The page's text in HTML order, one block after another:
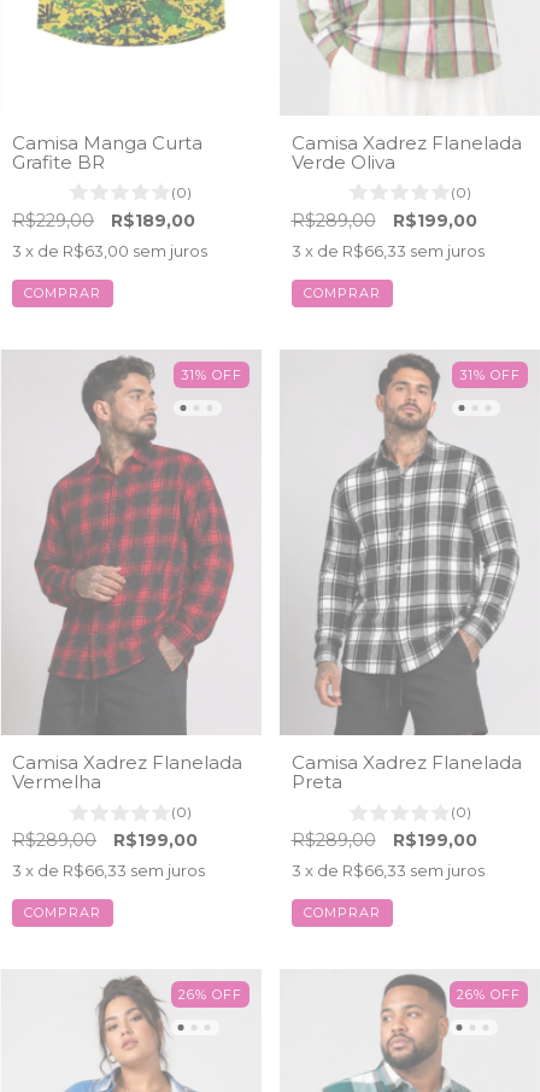
Camisa Manga Curta
Grafite BR
(0)
R$229,00 R$189,00
3 x de R$63,00 sem juros
COMPRAR
Camisa Xadrez Flanelada
Verde Oliva
(0)
R$289,00 R$199,00
3 x de R$66,33 sem juros
COMPRAR
31% OFF
Camisa Xadrez Flanelada
Vermelha
(0)
R$289,00 R$199,00
3 x de R$66,33 sem juros
COMPRAR
31% OFF
Camisa Xadrez Flanelada
Preta
(0)
R$289,00 R$199,00
3 x de R$66,33 sem juros
COMPRAR
26% OFF 26% OFF